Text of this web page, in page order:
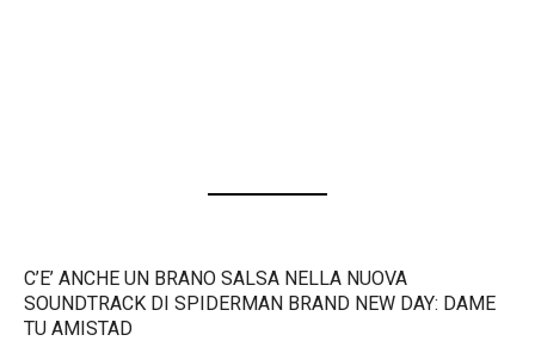
C’E’ ANCHE UN BRANO SALSA NELLA NUOVA
SOUNDTRACK DI SPIDERMAN BRAND NEW DAY: DAME
TU AMISTAD